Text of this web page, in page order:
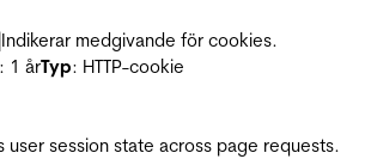
Indikerar medgivande för cookies.
: 1 årTyp: HTTP-cookie
user session state across page requests.